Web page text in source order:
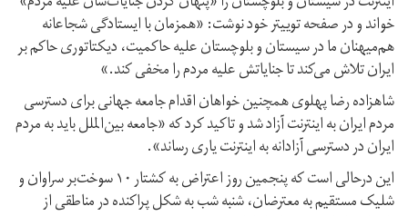
خواند و در صفحه توییتر خود نوشت: «همزمان با ایستادگی شجاعانه
هم‌میهنان ما در سیستان و بلوچستان علیه حاکمیت، دیکتاتوری حاکم بر
ایران تلاش‌ می‌کند تا جنایاتش علیه مردم را مخفی کند.»
شاهزاده رضا پهلوی همچنین خواهان اقدام جامعه جهانی برای دسترسی
مردم ایران به اینترنت آزاد شد و تاکید کرد که «جامعه بین‌الملل باید به مردم
ایران در دسترسی آزادانه به اینترنت یاری رساند».
این درحالی است که پنجمین روز اعتراض به کشتار ۱۰ سوخت‌بر سراوان و
شلیک مستقیم به معترضان، شنبه شب به شکل پراکنده در مناطقی از